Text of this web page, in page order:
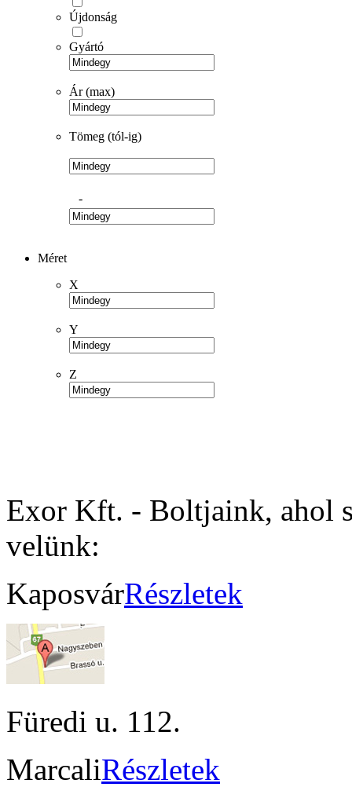
Újdonság
Gyártó
Ár (max)
Tömeg (tól-ig)
-
Méret
X
Y
Z
Exor Kft. - Boltjaink, ahol
velünk:
KaposvárRészletek
Füredi u. 112.
MarcaliRészletek